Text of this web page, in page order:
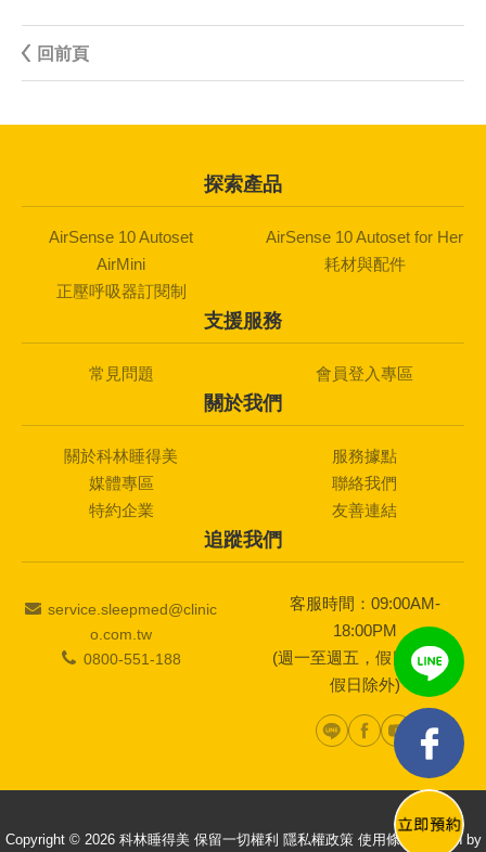
回前頁
探索產品
AirSense 10 Autoset
AirSense 10 Autoset for Her
AirMini
耗材與配件
正壓呼吸器訂閱制
支援服務
常見問題 會員登入專區
關於我們
關於科林睡得美
服務據點
媒體專區
聯絡我們
特約企業
友善連結
追蹤我們
service.sleepmed@clinic
o.com.tw
0800-551-188
客服時間：09:00AM-
18:00PM
(週一至週五，假日及國定
假日除外)
Copyright © 2026 科林睡得美 保留一切權利 隱私權政策 使用條款 Design by